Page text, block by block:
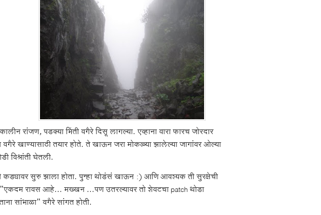
रांजण, पडक्या भिंती वगैरे दिसू लागल्या. एव्हाना वारा फारच जोरदार
खाण्यासाठी तयार होते. ते खाऊन जरा मोकळ्या झालेल्या जागांवर ओल्या
विश्रांती घेतली.
कड्यावर सुरु झाला होता. पुन्हा थोडंसं खाऊन :) आणि आवश्यक ती सुरक्षेची
रावस आहे... मख्खन ...पण उतरल्यावर तो शेवटचा patch थोडा
सांभाळा" वगैरे सांगत होती.